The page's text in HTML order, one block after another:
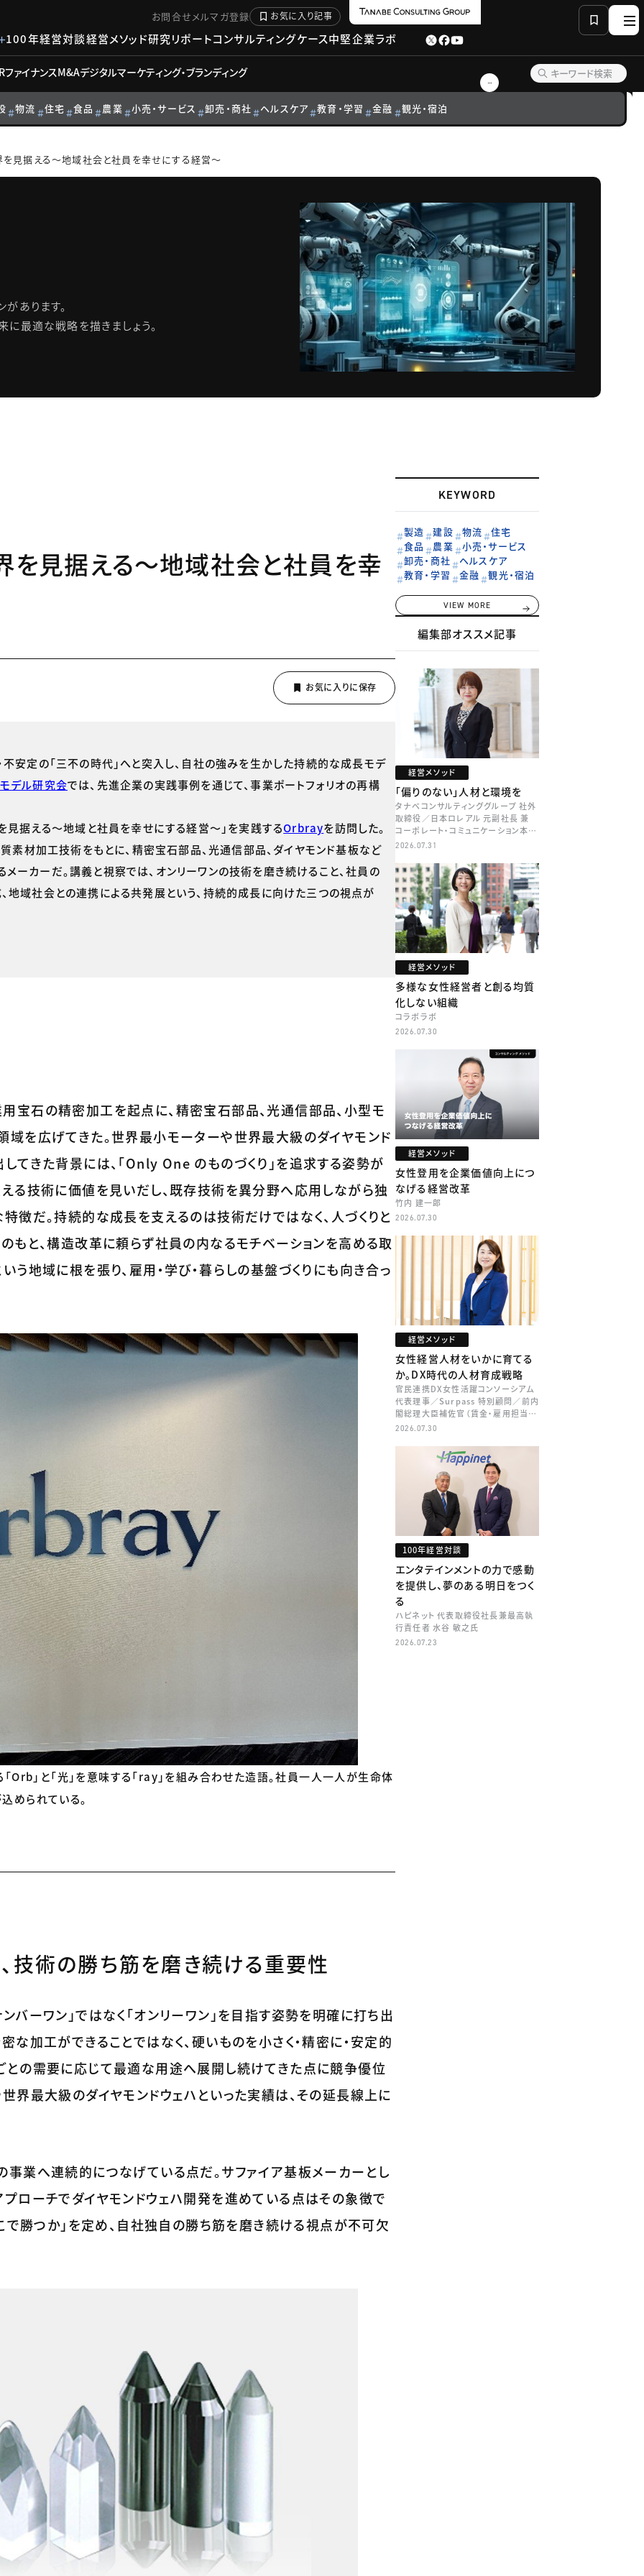
お問合せメルマガ登録 お気に入り記事
100年経営対談経営メソッド研究リポートコンサルティングケース中堅企業ラボ
ファイナンスM&Aデジタルマーケティング・ブランディング
物流 住宅 食品 農業 小売・サービス 卸売・商社 ヘルスケア 教育・学習 金融 観光・宿泊
を見据える～地域社会と社員を幸せにする経営～
あります。
最適な戦略を描きましょう。
を見据える～地域社会と社員を幸
不安定の「三不の時代」へと突入し、自社の強みを生かした持続的な成長モデ
デル研究会では、先進企業の実践事例を通じて、事業ポートフォリオの再構
見据える～地域と社員を幸せにする経営～」を実践するOrbrayを訪問した。
質素材加工技術をもとに、精密宝石部品、光通信部品、ダイヤモンド基板など
ーカーだ。講義と視察では、オンリーワンの技術を磨き続けること、社員の
地域社会との連携による共発展という、持続的成長に向けた三つの視点が
宝石の精密加工を起点に、精密宝石部品、光通信部品、小型モ
を広げてきた。世界最小モーターや世界最大級のダイヤモンド
てきた背景には、「Only One のものづくり」を追求する姿勢が
る技術に価値を見いだし、既存技術を異分野へ応用しながら独
徴だ。持続的な成長を支えるのは技術だけではなく、人づくりと
もと、構造改革に頼らず社員の内なるモチベーションを高める取
う地域に根を張り、雇用・学び・暮らしの基盤づくりにも向き合っ
Orb」と「光」を意味する「ray」を組み合わせた造語。社員一人一人が生命体
められている。
技術の勝ち筋を磨き続ける重要性
バーワン」ではなく「オンリーワン」を目指す姿勢を明確に打ち出
な加工ができることではなく、硬いものを小さく・精密に・安定的
との需要に応じて最適な用途へ展開し続けてきた点に競争優位
界最大級のダイヤモンドウェハといった実績は、その延長線上に
業へ連続的につなげている点だ。サファイア基板メーカーとし
ローチでダイヤモンドウェハ開発を進めている点はその象徴で
こで勝つか」を定め、自社独自の勝ち筋を磨き続ける視点が不可欠
KEYWORD
製造 建設 物流
住宅
食品
農業
小売・サービス
卸売・商社
ヘルスケア
教育・学習
金融 観光・宿泊
VIEW MORE
編集部オススメ記事
経営メソッド
「偏りのない」人材と環境を
タナベコンサルティンググループ 社外
取締役／日本ロレアル 元副社長 兼
コーポレート・コミュニケーション本部
本部長／キャリアコンサルタント 井村
2026.07.31
経営メソッド
多様な女性経営者と創る均質
化しない組織
コラボラボ
2026.07.30
経営メソッド
女性登用を企業価値向上につ
なげる経営改革
竹内 建一郎
2026.07.30
経営メソッド
女性経営人材をいかに育てる
か。DX時代の人材育成戦略
官民連携DX女性活躍コンソーシアム
代表理事／Surpass 特別顧問／前内
閣総理大臣補佐官（賃金・雇用担当）
矢田 稚子
2026.07.30
100年経営対談
エンタテインメントの力で感動
を提供し、夢のある明日をつく
る
ハピネット 代表取締役社長兼最高執
行責任者 水谷 敏之氏
2026.07.23